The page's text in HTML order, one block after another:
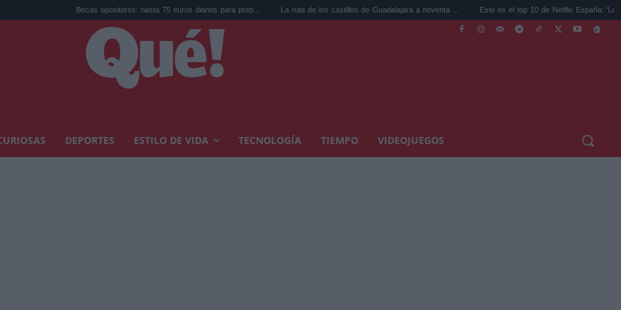
Becas opositores: hasta 75 euros diarios para prep... La ruta de los castillos de Guadalajara a noventa ... Este es el top 10 de Netflix España: 'Los creyente...
DEPORTES ESTILO DE VIDA TECNOLOGÍA TIEMPO VIDEOJUEGOS